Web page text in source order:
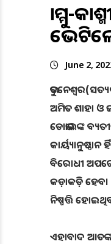
ଜାମ୍ମୁ-
June 2,
ଅମିତ ଶାହା ଓ
ଡୋଭାଲଙ୍କ
ବିରୋଧୀ
କଡ଼ାକଡ଼ି ହେବ।
ନିଷ୍ପତ୍ତି
ଏହାବାଦ